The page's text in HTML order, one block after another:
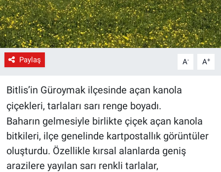
Paylaş A- A+
Bitlis’in Güroymak ilçesinde açan kanola
çiçekleri, tarlaları sarı renge boyadı.
Baharın gelmesiyle birlikte çiçek açan kanola
bitkileri, ilçe genelinde kartpostallık görüntüler
oluşturdu. Özellikle kırsal alanlarda geniş
arazilere yayılan sarı renkli tarlalar,
Resmi İlanlar
Sağlık
Siyaset
Yerel